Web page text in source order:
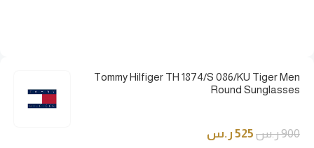
Tommy Hilfiger TH 1874/S 086/KU Tiger Men
Round Sunglasses
900ر.س 525 ر.س